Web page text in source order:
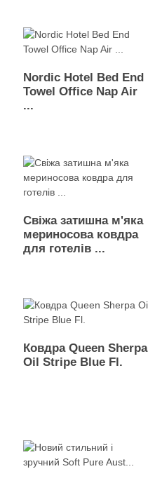
Nordic Hotel Bed End
Towel Office Nap Air
...
Свіжа затишна м'яка
мериносова ковдра
для готелів ...
Ковдра Queen Sherpa
Oil Stripe Blue Fl.